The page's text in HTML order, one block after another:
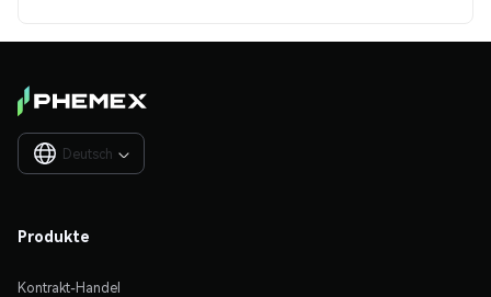
Deutsch 
Produkte
Kontrakt-Handel